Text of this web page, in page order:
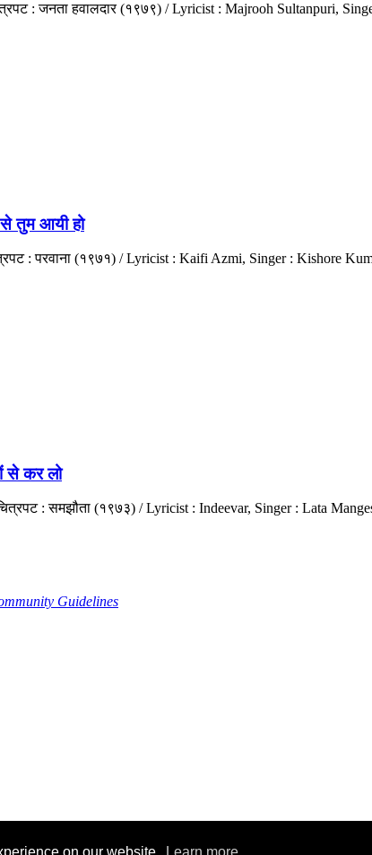
: जनता हवालदार (१९७९) / Lyricist : Majrooh Sultanpuri,
तुम आयी हो
: परवाना (१९७१) / Lyricist : Kaifi Azmi, Singer : Kishore
से कर लो
: समझौता (१९७३) / Lyricist : Indeevar, Singer : Lata
Guidelines